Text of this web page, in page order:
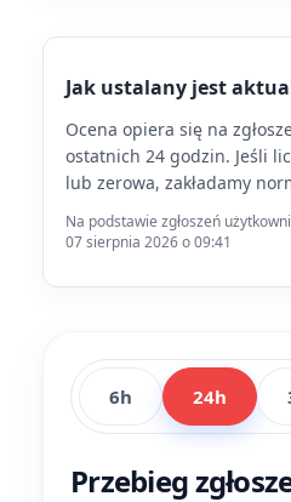
Jak ustalany jest
Ocena opiera się na
ostatnich 24 godzin. Jeśli
lub zerowa, zakładamy
Na podstawie zgłoszeń
07 sierpnia 2026 o 09:41
6h 24h
Przebieg